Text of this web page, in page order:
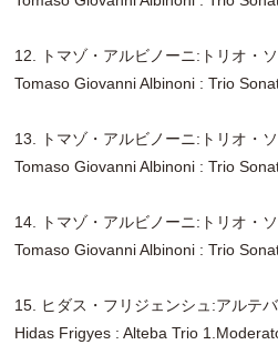
12. トマゾ・アルビノーニ:トリオ・
Tomaso Giovanni Albinoni : Trio
13. トマゾ・アルビノーニ:トリオ・
Tomaso Giovanni Albinoni : Trio
14. トマゾ・アルビノーニ:トリオ・
Tomaso Giovanni Albinoni : Trio
15. ヒダス・フリジェンシュ:アルテ
Hidas Frigyes : Alteba Trio